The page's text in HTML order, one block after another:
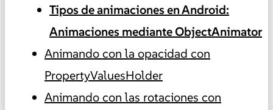
Tipos de animaciones en Android:
Animaciones mediante ObjectAnimator
Animando con la opacidad con
PropertyValuesHolder
Animando con las rotaciones con